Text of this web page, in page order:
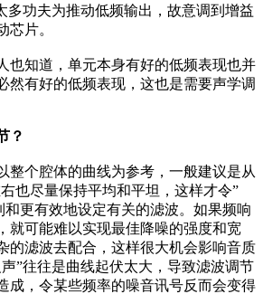
多功夫为推动低频输出，故意调到增益
芯片。
也知道，单元本身有好的低频表现也并
然有好的低频表现，这也是需要声学调
？
整个腔体的曲线为参考，一般建议是从
也尽量保持平均和平坦，这样才令”
和更有效地设定有关的滤波。如果频响
就可能难以实现最佳降噪的强度和宽
的滤波去配合，这样很大机会影响音质
”往往是曲线起伏太大，导致滤波调节
成，令某些频率的噪音讯号反而会变得